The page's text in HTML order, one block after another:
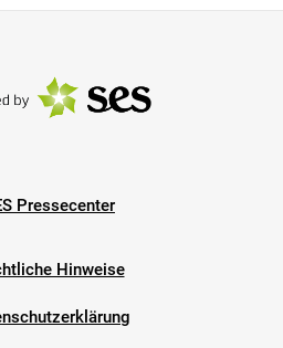
Pressecenter
Hinweise